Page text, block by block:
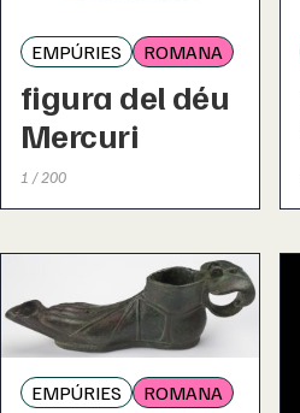
EMPÚRIES ROMANA
figura del déu
Mercuri
1 / 200
EMPÚRIES ROMANA